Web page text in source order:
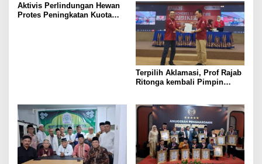
Aktivis Perlindungan Hewan
Protes Peningkatan Kuota
Terpilih Aklamasi, Prof Rajab
Ritonga kembali Pimpin